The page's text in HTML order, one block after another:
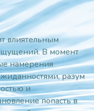
влиятельным
В момент
намерения
разум
и
попасть в